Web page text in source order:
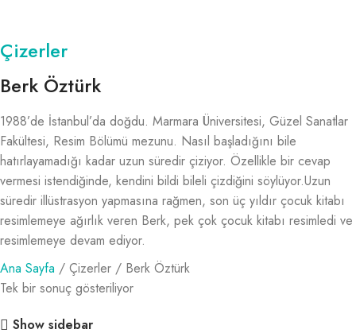
Çizerler
Berk Öztürk
1988’de İstanbul’da doğdu. Marmara Üniversitesi, Güzel Sanatlar
Fakültesi, Resim Bölümü mezunu. Nasıl başladığını bile
hatırlayamadığı kadar uzun süredir çiziyor. Özellikle bir cevap
vermesi istendiğinde, kendini bildi bileli çizdiğini söylüyor.Uzun
süredir illüstrasyon yapmasına rağmen, son üç yıldır çocuk kitabı
resimlemeye ağırlık veren Berk, pek çok çocuk kitabı resimledi ve
resimlemeye devam ediyor.
Ana Sayfa
Çizerler
Berk Öztürk
Tek bir sonuç gösteriliyor
Show sidebar